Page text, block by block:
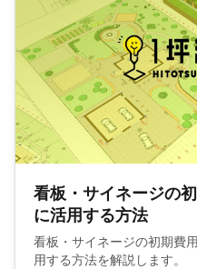
看板・サイネージの
に活用する方法
看板・サイネージの初期費
用する方法を解説します。